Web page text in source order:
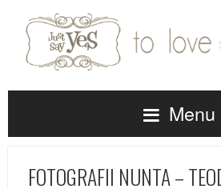
Menu
FOTOGRAFII NUNTA –